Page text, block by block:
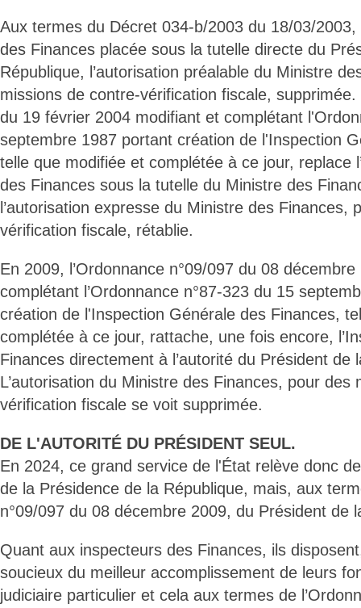
Aux termes du Décret 034-b/2003 du 18/03/2003,
des Finances placée sous la tutelle directe du
République, l’autorisation préalable du Ministre
missions de contre-vérification fiscale,
du 19 février 2004 modifiant et complétant
septembre 1987 portant création de l'Inspection
telle que modifiée et complétée à ce jour, replace
des Finances sous la tutelle du Ministre des
l’autorisation expresse du Ministre des Finances,
vérification fiscale, rétablie.
En 2009, l’Ordonnance n°09/097 du 08
complétant l’Ordonnance n°87-323 du 15
création de l'Inspection Générale des Finances,
complétée à ce jour, rattache, une fois encore,
Finances directement à l’autorité du Président de
L’autorisation du Ministre des Finances, pour des
vérification fiscale se voit supprimée.
DE L'AUTORITÉ DU PRÉSIDENT SEUL.
En 2024, ce grand service de l'État relève donc
de la Présidence de la République, mais, aux
n°09/097 du 08 décembre 2009, du Président de
Quant aux inspecteurs des Finances, ils
soucieux du meilleur accomplissement de leurs
judiciaire particulier et cela aux termes de